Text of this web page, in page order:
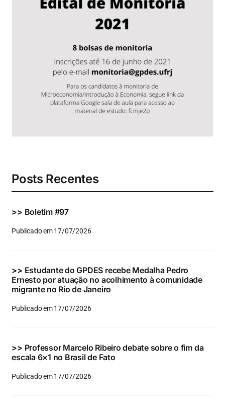
Eventos e Certificados
Posts Recentes
>> Boletim #97
Publicado em 17/07/2026
>> Estudante do GPDES recebe Medalha Pedro
Ernesto por atuação no acolhimento à comunidade
migrante no Rio de Janeiro
Publicado em 17/07/2026
>> Professor Marcelo Ribeiro debate sobre o fim da
escala 6×1 no Brasil de Fato
Publicado em 17/07/2026